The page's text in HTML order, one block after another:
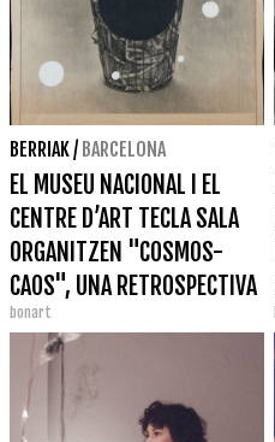
BERRIAK/ BARCELONA
EL MUSEU NACIONAL I EL
CENTRE D’ART TECLA SALA
ORGANITZEN "COSMOS-
CAOS", UNA RETROSPECTIVA
DE FERRAN GARCIA SEVILLA
bonart